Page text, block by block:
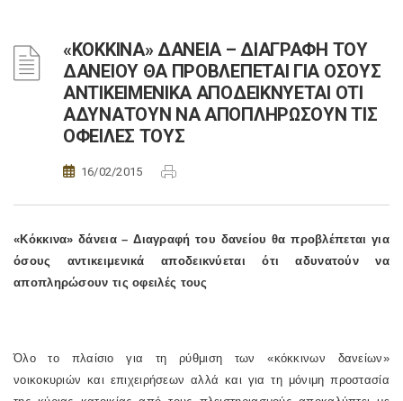
«ΚΟΚΚΙΝΑ» ΔΑΝΕΙΑ – ΔΙΑΓΡΑΦΗ ΤΟΥ
ΔΑΝΕΙΟΥ ΘΑ ΠΡΟΒΛΕΠΕΤΑΙ ΓΙΑ ΟΣΟΥΣ
ΑΝΤΙΚΕΙΜΕΝΙΚΑ ΑΠΟΔΕΙΚΝΥΕΤΑΙ ΟΤΙ
ΑΔΥΝΑΤΟΥΝ ΝΑ ΑΠΟΠΛΗΡΩΣΟΥΝ ΤΙΣ
ΟΦΕΙΛΕΣ ΤΟΥΣ
16/02/2015
«Κόκκινα» δάνεια – Διαγραφή του δανείου θα προβλέπεται για
όσους αντικειμενικά αποδεικνύεται ότι αδυνατούν να
αποπληρώσουν τις οφειλές τους
Όλο το πλαίσιο για τη ρύθμιση των «κόκκινων δανείων»
νοικοκυριών και επιχειρήσεων αλλά και για τη μόνιμη προστασία